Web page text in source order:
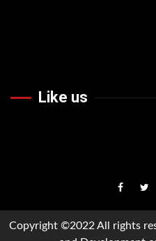
Like us
Copyright ©2022 All rights